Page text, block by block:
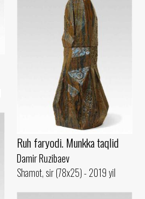
Ruh faryodi. Munkka taqlid
Damir Ruzibaev
Shamot, sir (78x25) - 2019 yil